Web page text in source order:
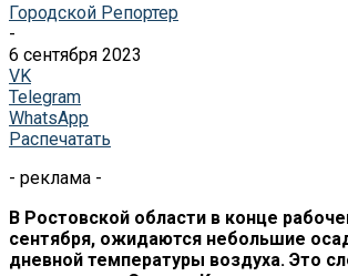
Городской Репортер
-
6 сентября 2023
VK
Telegram
WhatsApp
Распечатать
- реклама -
В Ростовской области в конце
сентября, ожидаются небольшие
дневной температуры воздуха. Это